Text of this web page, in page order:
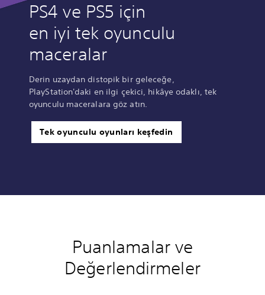
PS4 ve PS5 için
en iyi tek oyunculu
maceralar
Derin uzaydan distopik bir geleceğe,
PlayStation'daki en ilgi çekici, hikâye odaklı, tek
oyunculu maceralara göz atın.
Tek oyunculu oyunları keşfedin
Puanlamalar ve
Değerlendirmeler